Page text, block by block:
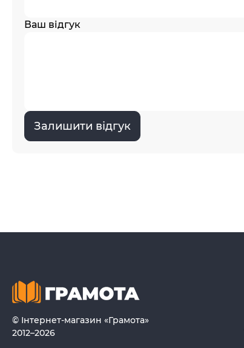
Ваш відгук
Залишити відгук
© Інтернет-магазин «Грамота»
2012–2026